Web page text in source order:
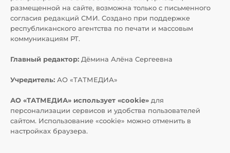
размещенной на сайте, возможна только с письменного
согласия редакций СМИ. Создано при поддержке
республиканского агентства по печати и массовым
коммуникациям РТ.
Главный редактор: Дёмина Алёна Сергеевна
Учредитель: АО «ТАТМЕДИА»
АО «ТАТМЕДИА» использует «cookie» для
персонализации сервисов и удобства пользователей
сайтом. Использование «cookie» можно отменить в
настройках браузера.